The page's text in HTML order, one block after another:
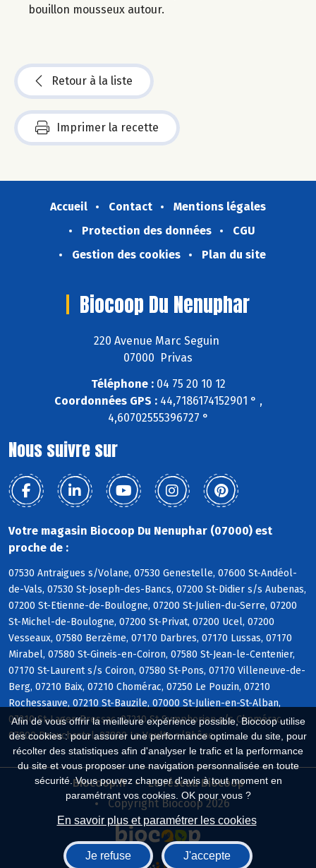
Afin de vous offrir la meilleure expérience possible, Biocoop utilise
des cookies : pour assurer une performance optimale du site, pour
récolter des statistiques afin d'analyser le trafic et la performance
du site et vous proposer une navigation personnalisée en toute
sécurité. Vous pouvez changer d'avis à tout moment en
paramétrant vos cookies. OK pour vous ?
En savoir plus et paramétrer les cookies
Je refuse J'accepte
bouillon mousseux autour.
Retour à la liste
Imprimer la recette
Accueil Contact
Mentions légales
Protection des données
CGU
Gestion des cookies
Plan du site
Biocoop Du Nenuphar
220 Avenue Marc Seguin
07000 Privas
Téléphone :04 75 20 10 12
Coordonnées GPS :44,7186174152901 ° ,
4,60702555396727 °
Nous suivre sur
Votre magasin Biocoop Du Nenuphar (07000) est
proche de :
07530 Antraigues s/Volane, 07530 Genestelle, 07600 St-Andéol-
de-Vals, 07530 St-Joseph-des-Bancs, 07200 St-Didier s/s Aubenas,
07200 St-Etienne-de-Boulogne, 07200 St-Julien-du-Serre, 07200
St-Michel-de-Boulogne, 07200 St-Privat, 07200 Ucel, 07200
Vesseaux, 07580 Berzème, 07170 Darbres, 07170 Lussas, 07170
Mirabel, 07580 St-Gineis-en-Coiron, 07580 St-Jean-le-Centenier,
07170 St-Laurent s/s Coiron, 07580 St-Pons, 07170 Villeneuve-de-
Berg, 07210 Baix, 07210 Chomérac, 07250 Le Pouzin, 07210
Rochessauve, 07210 St-Bauzile, 07000 St-Julien-en-St-Alban,
07210 St-Lager-Bressac, 07210 St-Symphorien s/s Chomérac,
07800 Beauchastel, 07800 La Voulte s/Rhône
Biocoop.fr
Le réseau Biocoop
Copyright Biocoop 2026